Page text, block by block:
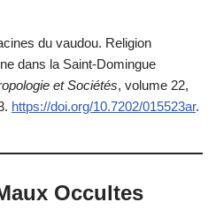
du vaudou. Religion
dans la Saint-Domingue
et Sociétés, volume 22,
https://doi.org/10.7202/015523ar.
Occultes